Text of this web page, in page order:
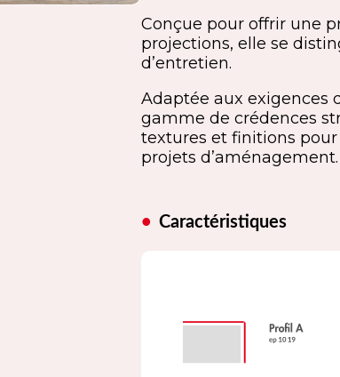
Conçue pour offrir une
projections, elle se
d’entretien.
Adaptée aux exigences
gamme de crédences
textures et finitions
projets d’aménagement.
Caractéristiques